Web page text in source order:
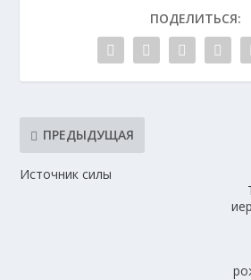
ПОДЕЛИТЬСЯ:
ПРЕДЫДУЩАЯ
Источник силы